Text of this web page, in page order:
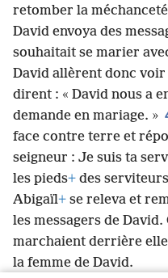
retomber la
David envoya des
souhaitait se marier
David allèrent donc
dirent : « David nous a
demande en mariage. »
face contre terre et
seigneur : Je suis ta
les pieds+ des
Abigaïl+ se releva et
les messagers de
marchaient derrière
la femme de David.